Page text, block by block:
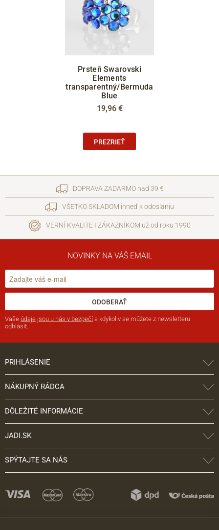
Prsteň Swarovski
Elements
transparentný/Bermuda
Blue
19,96 €
PREZRIEŤ
DOPRAVA ZADARMO nad 39 €
VŠETKO SKLADOM ihneď k odoslaniu
VERNÍ KVALITE I ZÁKAZNÍKOM už od roku 1990
NOVINKY NA VÁŠ EMAIL
ODOBERAŤ
Vaše údaje jsou u nás v bezpečí a kdykoliv se můžete z newsletteru
odhlásit.
PRIHLÁSENIE
NÁKUPNÝ RÁDCA
DÔLEŽITÉ INFORMÁCIE
JADI.SK
SPÝTAJTE SA NÁS